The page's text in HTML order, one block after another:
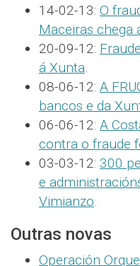
14-02-13: O
Maceiras chega
20-09-12:
á Xunta
08-06-12: A
bancos e da
06-06-12: A
contra o fraude
03-03-12: 300
e
Vimianzo
Outras novas
Operación